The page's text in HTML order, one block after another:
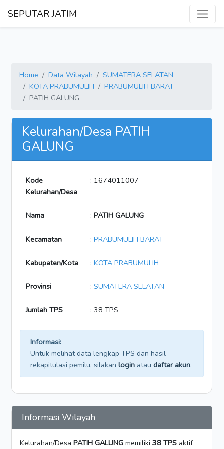
SEPUTAR JATIM
Home Data Wilayah
SUMATERA SELATAN
KOTA PRABUMULIH
PRABUMULIH BARAT
PATIH GALUNG
Kelurahan/Desa PATIH
GALUNG
Kode
Kelurahan/Desa
: 1674011007
Nama : PATIH GALUNG
Kecamatan : PRABUMULIH BARAT
Kabupaten/Kota : KOTA PRABUMULIH
Provinsi : SUMATERA SELATAN
Jumlah TPS : 38 TPS
Informasi:
Untuk melihat data lengkap TPS dan hasil
rekapitulasi pemilu, silakan login atau daftar akun.
Informasi Wilayah
Kelurahan/Desa PATIH GALUNG memiliki 38 TPS aktif